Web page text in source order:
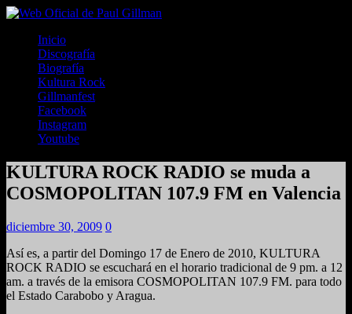
Inicio
Discografía
Biografía
Kultura Rock
Gillmanfest
Facebook
Instagram
Youtube
KULTURA ROCK RADIO se muda a
COSMOPOLITAN 107.9 FM en Valencia
diciembre 30, 2009 0
Así es, a partir del Domingo 17 de Enero de 2010, KULTURA
ROCK RADIO se escuchará en el horario tradicional de 9 pm. a 12
am. a través de la emisora COSMOPOLITAN 107.9 FM. para todo
el Estado Carabobo y Aragua.